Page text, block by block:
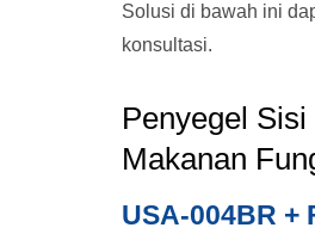
Solusi di bawah ini
konsultasi.
Penyegel
Makanan
USA-004BR +